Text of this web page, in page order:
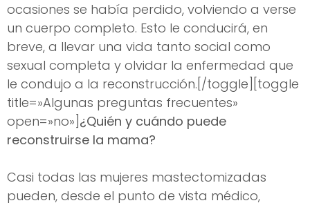
ocasiones se había perdido, volviendo a verse
un cuerpo completo. Esto le conducirá, en
breve, a llevar una vida tanto social como
sexual completa y olvidar la enfermedad que
le condujo a la reconstrucción.[/toggle][toggle
title=»Algunas preguntas frecuentes»
open=»no»] ¿Quién y cuándo puede
reconstruirse la mama?
Casi todas las mujeres mastectomizadas
pueden, desde el punto de vista médico,